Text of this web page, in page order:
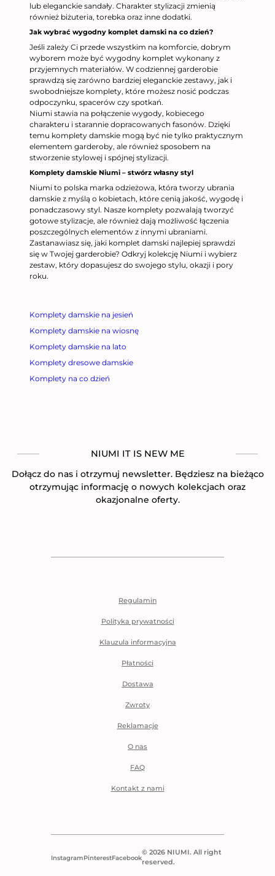
lub eleganckie sandały. Charakter stylizacji zmienią
również biżuteria, torebka oraz inne dodatki.
Jak wybrać wygodny komplet damski na co dzień?
Jeśli zależy Ci przede wszystkim na komforcie, dobrym
wyborem może być wygodny komplet wykonany z
przyjemnych materiałów. W codziennej garderobie
sprawdzą się zarówno bardziej eleganckie zestawy, jak i
swobodniejsze komplety, które możesz nosić podczas
odpoczynku, spacerów czy spotkań.
Niumi stawia na połączenie wygody, kobiecego
charakteru i starannie dopracowanych fasonów. Dzięki
temu komplety damskie mogą być nie tylko praktycznym
elementem garderoby, ale również sposobem na
stworzenie stylowej i spójnej stylizacji.
Komplety damskie Niumi – stwórz własny styl
Niumi to polska marka odzieżowa, która tworzy ubrania
damskie z myślą o kobietach, które cenią jakość, wygodę i
ponadczasowy styl. Nasze komplety pozwalają tworzyć
gotowe stylizacje, ale również dają możliwość łączenia
poszczególnych elementów z innymi ubraniami.
Zastanawiasz się, jaki komplet damski najlepiej sprawdzi
się w Twojej garderobie? Odkryj kolekcję Niumi i wybierz
zestaw, który dopasujesz do swojego stylu, okazji i pory
roku.
Komplety damskie na jesień
Komplety damskie na wiosnę
Komplety damskie na lato
Komplety dresowe damskie
Komplety na co dzień
NIUMI IT IS NEW ME
Dołącz do nas i otrzymuj newsletter. Będziesz na bieżąco
otrzymując informację o nowych kolekcjach oraz
okazjonalne oferty.
Regulamin
Polityka prywatności
Klauzula informacyjna
Płatności
Dostawa
Zwroty
Reklamacje
O nas
FAQ
Kontakt z nami
InstagramPinterestFacebook
© 2026 NIUMI. All right
reserved.